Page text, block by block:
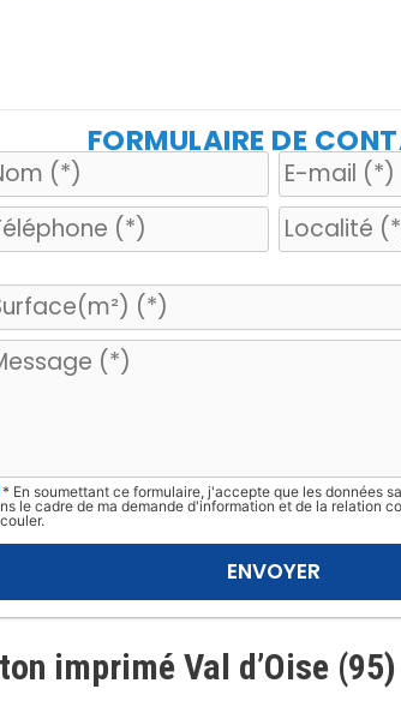
FORMULAIRE DE
* En soumettant ce formulaire, j'accepte que les données
le cadre de ma demande d'information et de la relation
imprimé Val d’Oise